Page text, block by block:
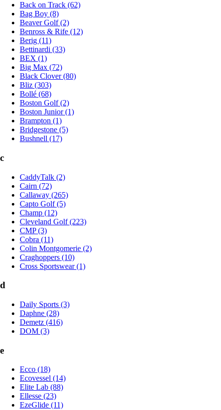
Back on Track (62)
Bag Boy (8)
Beaver Golf (2)
Benross & Rife (12)
Berig (11)
Bettinardi (33)
BEX (1)
Big Max (72)
Black Clover (80)
Bliz (303)
Bollé (68)
Boston Golf (2)
Boston Junior (1)
Brampton (1)
Bridgestone (5)
Bushnell (17)
c
CaddyTalk (2)
Cairn (72)
Callaway (265)
Capto Golf (5)
Champ (12)
Cleveland Golf (223)
CMP (3)
Cobra (11)
Colin Montgomerie (2)
Craghoppers (10)
Cross Sportswear (1)
d
Daily Sports (3)
Daphne (28)
Demetz (416)
DOM (3)
e
Ecco (18)
Ecovessel (14)
Elite Lab (88)
Ellesse (23)
EzeGlide (11)